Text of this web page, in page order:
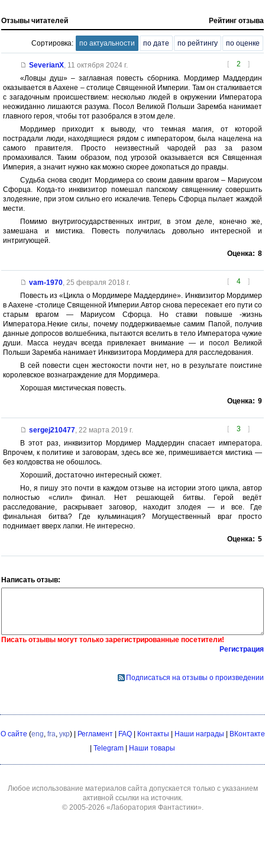
Отзывы читателей Рейтинг отзыва
Сортировка: по актуальности по дате по рейтингу по оценке
[ 2 ]
SeverianX, 11 октября 2024 г.
«Ловцы душ» – заглавная повесть сборника. Мордимер Маддердин
оказывается в Аахене – столице Священной Империи. Там он сталкивается
с загадочным происшествием: несколько людей в окружении Императора
неожиданно лишаются разума. Посол Великой Польши Заремба нанимает
главного героя, чтобы тот разобрался в этом деле.
Мордимер приходит к выводу, что темная магия, от которой
пострадали люди, находящиеся рядом с императором, была нацелена на
самого правителя. Просто неизвестный чародей раз за разом
промахивался. Таким образом, под угрозой оказывается вся Священная
Империя, а значит нужно как можно скорее докопаться до правды.
Судьба снова сводит Мордимера со своим давним врагом – Мариусом
Сфорца. Когда-то инквизитор помешал папскому священнику совершить
злодеяние, при этом сильно его искалечив. Теперь Сфорца пылает жаждой
мести.
Помимо внутригосударственных интриг, в этом деле, конечно же,
замешана и мистика. Повесть получилась довольно интересной и
интригующей.
Оценка: 8
[ 4 ]
vam-1970, 25 февраля 2018 г.
Повесть из «Цикла о Мордимере Маддердине». Инквизитор Мордимер
в Аахене -столице Священной Империи.Автор снова пересекает его пути со
старым врагом — Мариусом Сфорца. Но ставки повыше -жизнь
Императора.Некие силы, почему поддерживаемые самим Папой, получив
данные допросов волшебника, пытаются вселить в тело Императора чужие
души. Масса неудач всегда привлекает внимание — и посол Великой
Польши Заремба нанимает Инквизитора Мордимера для расследования.
В сей повести сцен жестокости почти нет, но в результате поистине
королевское вознаграждение для Мордимера.
Хорошая мистическая повесть.
Оценка: 9
[ 3 ]
sergej210477, 22 марта 2019 г.
В этот раз, инквизитор Мордимер Маддердин спасает императора.
Впрочем, к политике и заговорам, здесь все же, примешивается мистика —
без колдовства не обошлось.
Хороший, достаточно интересный сюжет.
Но, я пишу это почти в каждом отзыве на истории этого цикла, автор
полностью «слил» финал. Нет решающей битвы. Герой ведёт
расследование, раскрывает заговор, находит злодея — и все. Где
финальная битва? Где кульминация? Могущественный враг просто
поднимает вверх лапки. Не интересно.
Оценка: 5
Написать отзыв:
Писать отзывы могут только зарегистрированные посетители!
Регистрация
Подписаться на отзывы о произведении
О сайте (eng fra укр) | Регламент| FAQ| Контакты | Наши награды | ВКонтакте
| Telegram | Наши товары
Любое использование материалов сайта допускается только с указанием
активной ссылки на источник.
© 2005-2026 «Лаборатория Фантастики»